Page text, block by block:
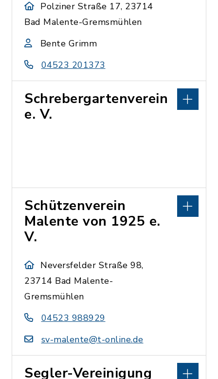
Polziner Straße 17, 23714
Bad Malente-Gremsmühlen
Bente Grimm
04523 201373
Schrebergartenverein
e. V.
Schützenverein
Malente von 1925 e.
V.
Neversfelder Straße 98,
23714 Bad Malente-
Gremsmühlen
04523 988929
sv-malente@t-online.de
Segler-Vereinigung